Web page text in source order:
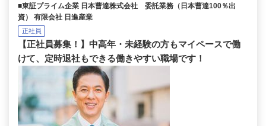
■東証プライム企業 日本曹達株式会社 委託業務（日本曹達100％出
資） 有限会社 日進産業
正社員
【正社員募集！】中高年・未経験の方もマイペースで働
けて、定時退社もできる働きやすい職場です！